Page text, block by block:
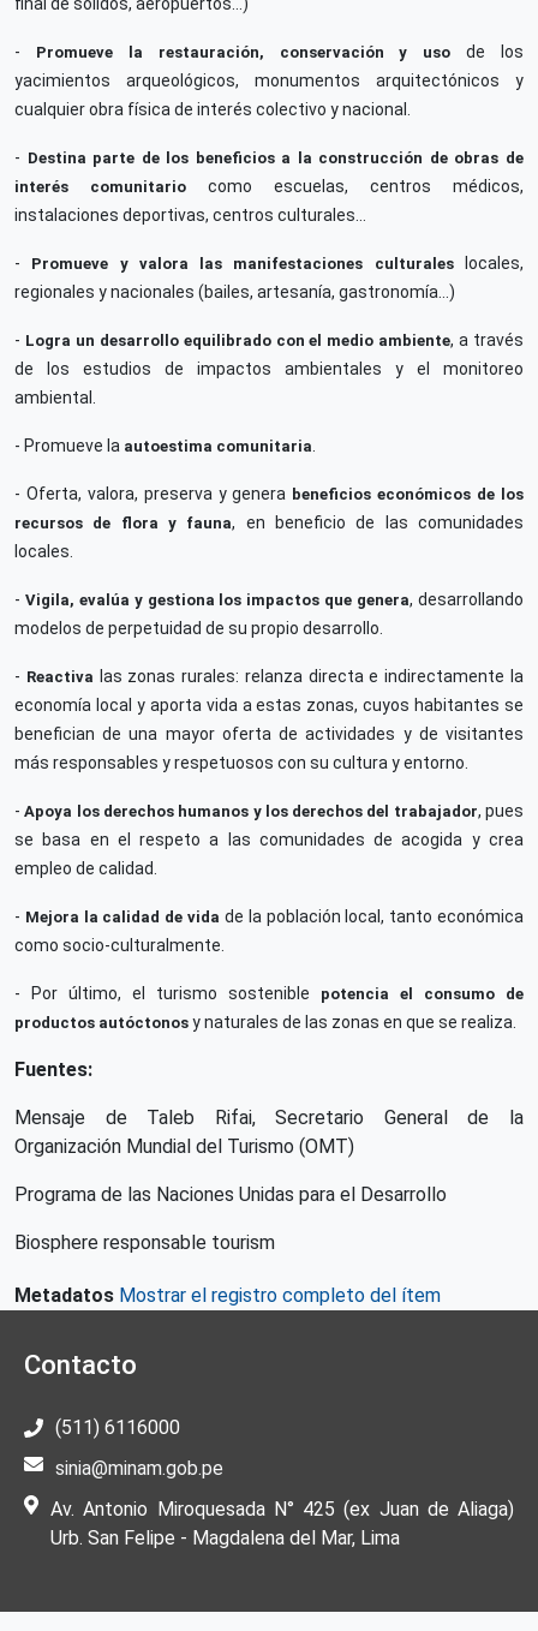
- Promueve la restauración, conservación y uso de los
yacimientos arqueológicos, monumentos arquitectónicos y
cualquier obra física de interés colectivo y nacional.
- Destina parte de los beneficios a la construcción de obras de
interés comunitario como escuelas, centros médicos,
instalaciones deportivas, centros culturales…
- Promueve y valora las manifestaciones culturaleslocales,
regionales y nacionales (bailes, artesanía, gastronomía…)
- Logra un desarrollo equilibrado con el medio ambiente, a través
de los estudios de impactos ambientales y el monitoreo
ambiental.
- Promueve la autoestima comunitaria
- Oferta, valora, preserva y genera beneficios económicos de los
recursos de flora y fauna, en beneficio de las comunidades
locales.
- Vigila, evalúa y gestiona los impactos que genera, desarrollando
modelos de perpetuidad de su propio desarrollo.
- Reactiva las zonas rurales: relanza directa e indirectamente la
economía local y aporta vida a estas zonas, cuyos habitantes se
benefician de una mayor oferta de actividades y de visitantes
más responsables y respetuosos con su cultura y entorno.
-Apoya los derechos humanos y los derechos del trabajador, pues
se basa en el respeto a las comunidades de acogida y crea
empleo de calidad.
- Mejora la calidad de vida de la población local, tanto económica
como socio-culturalmente.
- Por último, el turismo sostenible potencia el consumo de
productos autóctonos y naturales de las zonas en que se realiza.
Fuentes:
Mensaje de Taleb Rifai, Secretario General de la
Organización Mundial del Turismo (OMT)
Programa de las Naciones Unidas para el Desarrollo
Biosphere responsable tourism
Metadatos Mostrar el registro completo del ítem
Contacto
(511) 6116000
sinia@minam.gob.pe
Av. Antonio Miroquesada N° 425 (ex Juan de Aliaga)
Urb. San Felipe - Magdalena del Mar, Lima